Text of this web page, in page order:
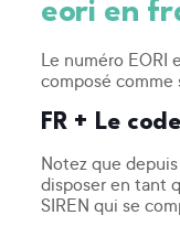
eori en
Le numéro EORI
composé comme
FR + Le
Notez que
disposer en tant
SIREN qui se